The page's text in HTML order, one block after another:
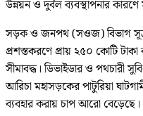
উন্নয়ন ও দুর্বল ব্যবস্থাপনার
সড়ক ও জনপথ (সওজ) বিভাগ
প্রশস্তকরণে প্রায় ২৫০ কোটি
সীমাবদ্ধ। ডিভাইডার ও পথচারী
আরিচা মহাসড়কের পাটুরিয়া
ব্যবহার করায় চাপ আরো বেড়েছে।